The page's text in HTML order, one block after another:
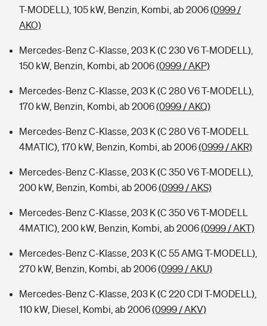
T-MODELL), 105 kW, Benzin, Kombi, ab 2006(0999 /
AKO)
Mercedes-Benz C-Klasse, 203 K (C 230 V6 T-MODELL),
150 kW, Benzin, Kombi, ab 2006(0999 / AKP)
Mercedes-Benz C-Klasse, 203 K (C 280 V6 T-MODELL),
170 kW, Benzin, Kombi, ab 2006(0999 / AKQ)
Mercedes-Benz C-Klasse, 203 K (C 280 V6 T-MODELL
4MATIC), 170 kW, Benzin, Kombi, ab 2006(0999 / AKR)
Mercedes-Benz C-Klasse, 203 K (C 350 V6 T-MODELL),
200 kW, Benzin, Kombi, ab 2006(0999 / AKS)
Mercedes-Benz C-Klasse, 203 K (C 350 V6 T-MODELL
4MATIC), 200 kW, Benzin, Kombi, ab 2006(0999 / AKT)
Mercedes-Benz C-Klasse, 203 K (C 55 AMG T-MODELL),
270 kW, Benzin, Kombi, ab 2006(0999 / AKU)
Mercedes-Benz C-Klasse, 203 K (C 220 CDI T-MODELL),
110 kW, Diesel, Kombi, ab 2006(0999 / AKV)